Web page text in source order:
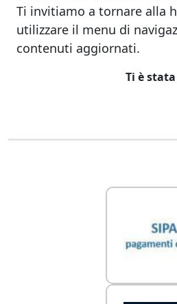
Ti invitiamo a tornare alla
utilizzare il menu di
contenuti aggiornati.
Ti è